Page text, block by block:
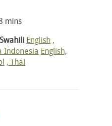
mins
English ,
Indonesia English,
, Thai